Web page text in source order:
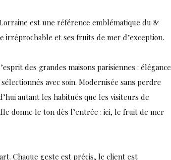
est une référence emblématique du 8ᵉ
irréprochable et ses fruits de mer d’exception.
des grandes maisons parisiennes : élégance
avec soin. Modernisée sans perdre
autant les habitués que les visiteurs de
donne le ton dès l’entrée : ici, le fruit de mer
Chaque geste est précis, le client est